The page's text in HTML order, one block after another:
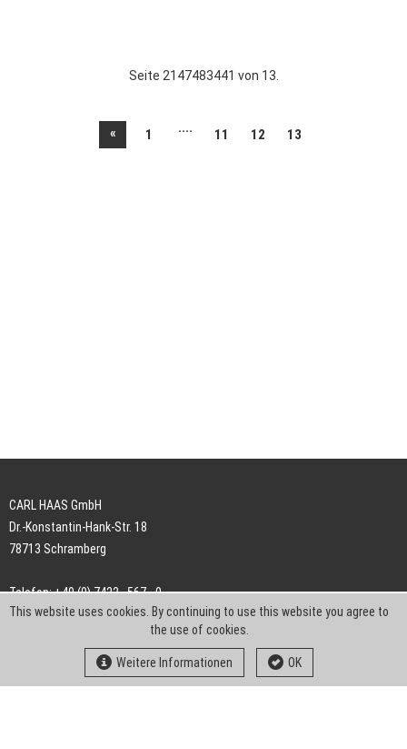
Seite 2147483441 von 13.
« 1 .... 11 12 13
CARL HAAS GmbH
Dr.-Konstantin-Hank-Str. 18
78713 Schramberg
Telefon: +49 (0) 7422 . 567 - 0
Telefax: +49 (0) 7422 . 567 - 239
info-ch@kern-liebers.com
This website uses cookies. By continuing to use this website you agree to
the use of cookies.
Weitere Informationen OK